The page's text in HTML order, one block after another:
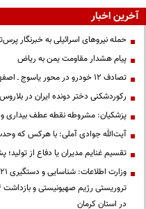
آخرین اخبار
حمله نیروهای اسرائیلی به خبرنگار
پیام هشدار مقاومت یمن به ریاض
تصادف ۱۲ خودرو در محور یاسوج ـ اصفهان
رکوردشکنی دختر دونده ایران در بلاروس
پزشکیان: مشروطه نقطه عطف بیداری و
آیت‌الله جوادی آملی: با هرکس که وحدت
تقسیم غنایم مدیران یا دفاع از
در استان کرمان